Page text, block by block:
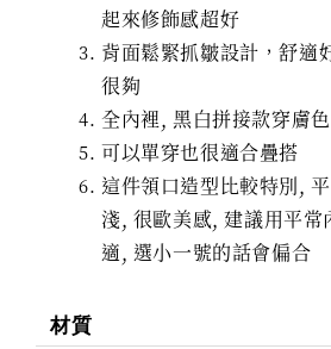
起來修飾感超好
背面鬆緊抓皺設計，舒適
很夠
全內裡, 黑白拼接款穿膚
可以單穿也很適合疊搭
這件領口造型比較特別,
淺, 很歐美感, 建議用平常
適, 選小一號的話會偏合
材質